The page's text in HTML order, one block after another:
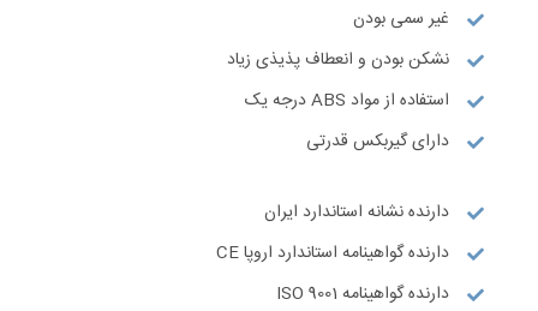
غیر سمی بودن
نشکن بودن و انعطاف پذیذی زیاد
استفاده از مواد ABS درجه یک
دارای گیربکس قدرتی
دارنده نشانه استاندارد ایران
دارنده گواهینامه استاندارد اروپا CE
دارنده گواهینامه ISO 9001